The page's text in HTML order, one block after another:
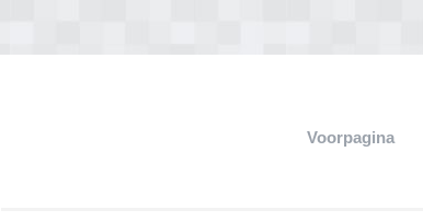
Voorpagina